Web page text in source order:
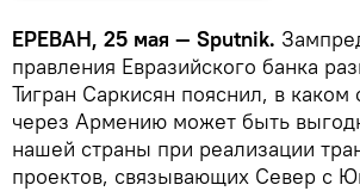
ЕРЕВАН, 25 мая — Sputnik.
правления Евразийского банка
Тигран Саркисян пояснил, в каком
через Армению может быть
нашей страны при реализации
проектов, связывающих Север с